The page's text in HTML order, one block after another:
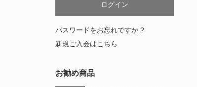
パスワードをお忘れですか ?
新規ご入会はこちら
お勧め商品